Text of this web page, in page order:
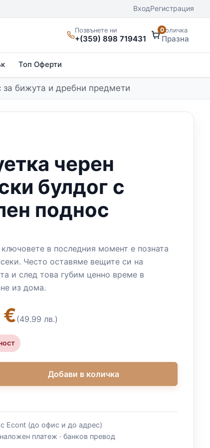
ВходРегистрация
Позвънете ни
+(359) 898 719431
0Количка
Празна
Топ Оферти
за бижута и дребни предмети
черен
булдог с
поднос
в последния момент е позната
Често оставяме вещите си на
и след това губим ценно време в
из дома.
(49.99 лв.)
Добави в количка
Econt (до офис и до адрес)
платеж · банков превод